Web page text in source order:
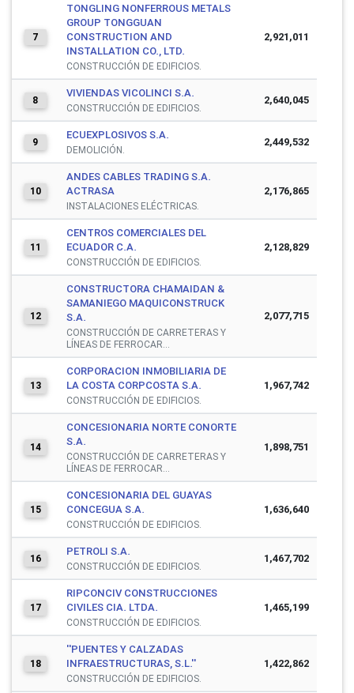
7
TONGLING NONFERROUS METALS
GROUP TONGGUAN
CONSTRUCTION AND
INSTALLATION CO., LTD.
CONSTRUCCIÓN DE EDIFICIOS.
2,921,011
8
VIVIENDAS VICOLINCI S.A.
CONSTRUCCIÓN DE EDIFICIOS.
2,640,045
9
ECUEXPLOSIVOS S.A.
DEMOLICIÓN.
2,449,532
10
ANDES CABLES TRADING S.A.
ACTRASA
INSTALACIONES ELÉCTRICAS.
2,176,865
11
CENTROS COMERCIALES DEL
ECUADOR C.A.
CONSTRUCCIÓN DE EDIFICIOS.
2,128,829
12
CONSTRUCTORA CHAMAIDAN &
SAMANIEGO MAQUICONSTRUCK
S.A.
CONSTRUCCIÓN DE CARRETERAS Y
LÍNEAS DE FERROCAR...
2,077,715
13
CORPORACION INMOBILIARIA DE
LA COSTA CORPCOSTA S.A.
CONSTRUCCIÓN DE EDIFICIOS.
1,967,742
14
CONCESIONARIA NORTE CONORTE
S.A.
CONSTRUCCIÓN DE CARRETERAS Y
LÍNEAS DE FERROCAR...
1,898,751
15
CONCESIONARIA DEL GUAYAS
CONCEGUA S.A.
CONSTRUCCIÓN DE EDIFICIOS.
1,636,640
16
PETROLI S.A.
CONSTRUCCIÓN DE EDIFICIOS.
1,467,702
17
RIPCONCIV CONSTRUCCIONES
CIVILES CIA. LTDA.
CONSTRUCCIÓN DE EDIFICIOS.
1,465,199
18
''PUENTES Y CALZADAS
INFRAESTRUCTURAS, S.L.''
CONSTRUCCIÓN DE EDIFICIOS.
1,422,862